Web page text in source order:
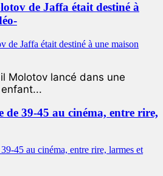
de Jaffa était destiné à
Molotov lancé dans une
de 39-45 au cinéma, entre rire,